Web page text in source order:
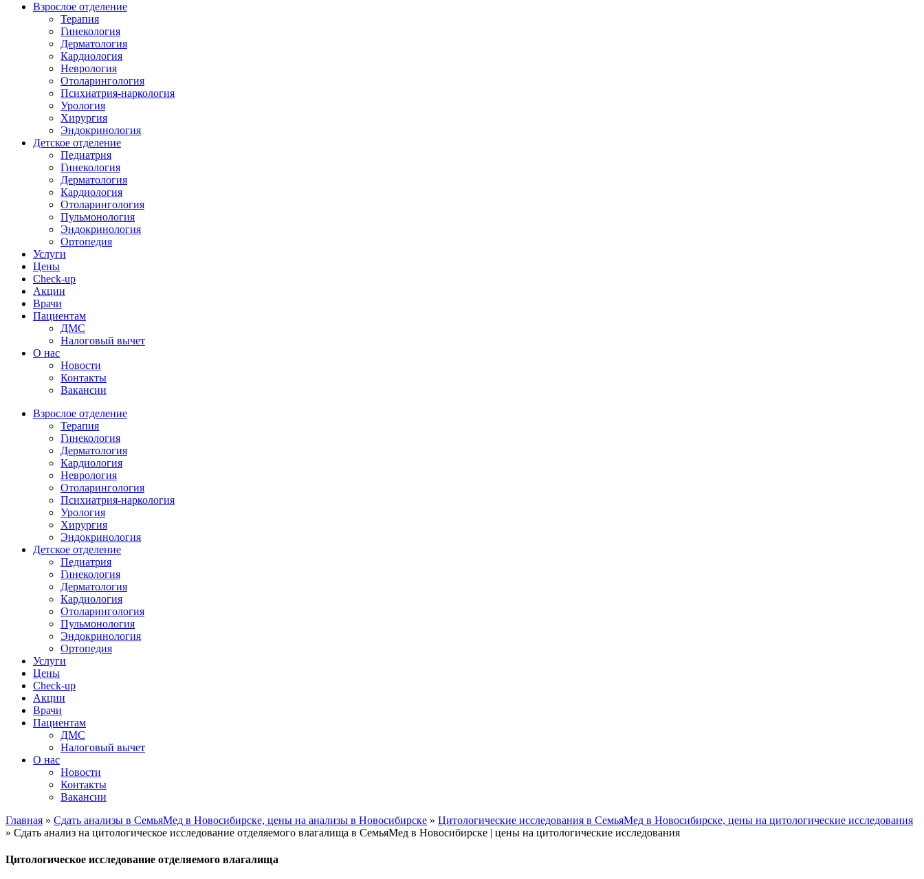
Взрослое отделение
Терапия
Гинекология
Дерматология
Кардиология
Неврология
Отоларингология
Психиатрия-наркология
Урология
Хирургия
Эндокринология
Детское отделение
Педиатрия
Гинекология
Дерматология
Кардиология
Отоларингология
Пульмонология
Эндокринология
Ортопедия
Услуги
Цены
Check-up
Акции
Врачи
Пациентам
ДМС
Налоговый вычет
О нас
Новости
Контакты
Вакансии
Взрослое отделение
Терапия
Гинекология
Дерматология
Кардиология
Неврология
Отоларингология
Психиатрия-наркология
Урология
Хирургия
Эндокринология
Детское отделение
Педиатрия
Гинекология
Дерматология
Кардиология
Отоларингология
Пульмонология
Эндокринология
Ортопедия
Услуги
Цены
Check-up
Акции
Врачи
Пациентам
ДМС
Налоговый вычет
О нас
Новости
Контакты
Вакансии
Главная » Сдать анализы в СемьяМед в Новосибирске, цены на анализы в Новосибирске » Цитологические исследования в СемьяМед в Новосибирске, цены на цитологические исследования
» Сдать анализ на цитологическое исследование отделяемого влагалища в СемьяМед в Новосибирске | цены на цитологические исследования
Цитологическое исследование отделяемого влагалища